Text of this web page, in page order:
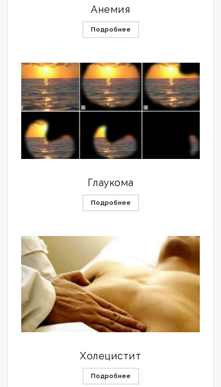
Анемия
Подробнее
Глаукома
Подробнее
Холецистит
Подробнее